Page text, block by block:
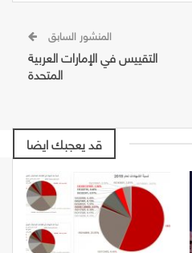
المنشور السابق
التقييس في الإمارات العربية
المتحدة
قد يعجبك ايضا